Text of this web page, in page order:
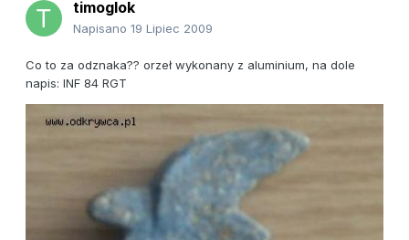
timoglok
Napisano 19 Lipiec 2009
Co to za odznaka?? orzeł wykonany z aluminium, na dole
napis: INF 84 RGT